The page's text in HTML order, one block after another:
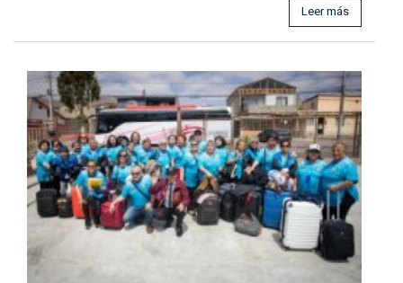
Leer más